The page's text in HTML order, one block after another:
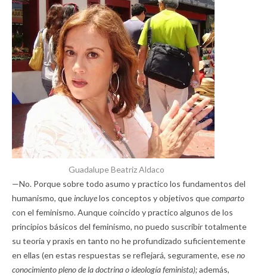
Guadalupe Beatriz Aldaco
—No. Porque sobre todo asumo y practico los fundamentos del
humanismo, queincluyelos conceptos y objetivos quecomparto
con el feminismo. Aunque coincido y practico algunos de los
principios básicos del feminismo, no puedo suscribir totalmente
su teoría y praxis en tanto no he profundizado suficientemente
en ellas (en estas respuestas se reflejará, seguramente, eseno
conocimiento pleno de la doctrina o ideología feminista);además,